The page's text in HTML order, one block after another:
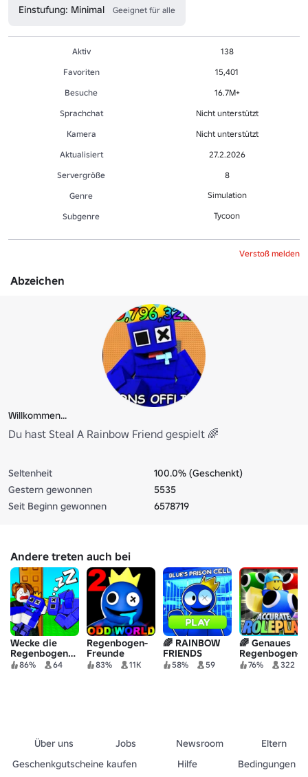
Einstufung: Minimal Geeignet für alle
Aktiv
138
Favoriten
15,401
Besuche
16.7M+
Sprachchat
Nicht unterstützt
Kamera
Nicht unterstützt
Aktualisiert
27.2.2026
Servergröße
8
Genre
Simulation
Sub­gen­re Tycoon
Verstoß melden
Abzeichen
Willkommen...
Du hast Steal A Rainbow Friend gespielt 🌈
Seltenheit
100.0% (Geschenkt)
Gestern gewonnen
5535
Seit Beginn gewonnen
6578719
Andere treten auch bei
Wecke die
Regenbogenfreunde
nicht auf
86% 64
Regenbogen-
Freunde
83% 11K
🌈 RAINBOW
FRIENDS
SCHUTZRUNDE!
58% 59
🌈 Genaues
Regenbogen-
Freunde-
76% 322
Über uns Jobs Newsroom
Eltern
Geschenkgutscheine kaufen
Hilfe Bedingungen